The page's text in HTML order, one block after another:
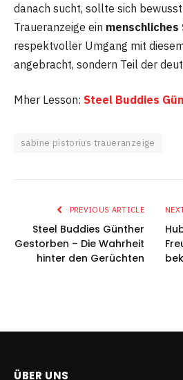
danach sucht, sollte sich
Traueranzeige ein menschliches
respektvoller Umgang mit
angebracht, sondern Teil der
Mher Lesson: Steel Buddies
sabine pistorius traueranzeige
PREVIOUS ARTICLE
Steel Buddies Günther
Gestorben – Die Wahrheit
hinter den Gerüchten
ÜBER UNS